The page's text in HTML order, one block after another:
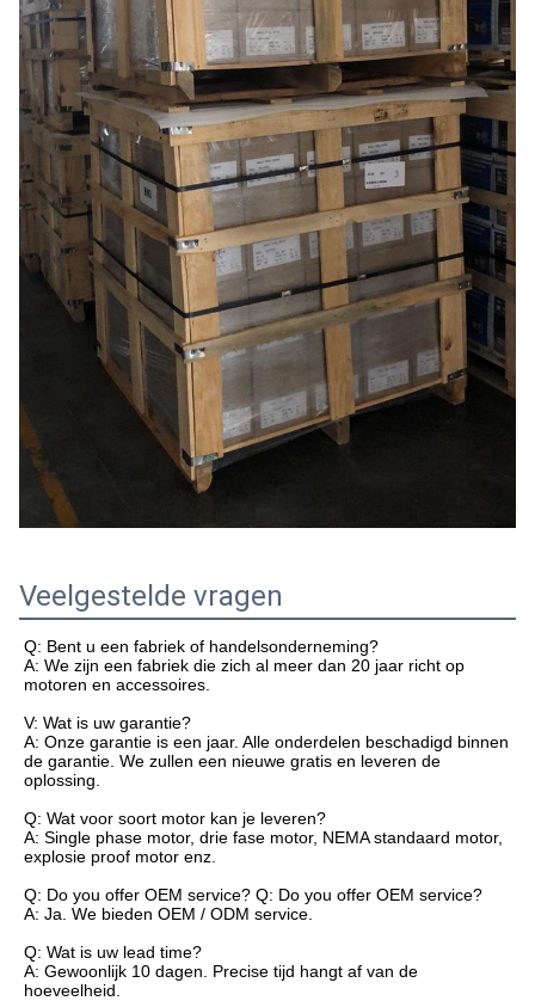
Veelgestelde vragen
Q: Bent u een fabriek of handelsonderneming?
A: We zijn een fabriek die zich al meer dan 20 jaar richt op
motoren en accessoires.
V: Wat is uw garantie?
A: Onze garantie is een jaar. Alle onderdelen beschadigd binnen
de garantie. We zullen een nieuwe gratis en leveren de
oplossing.
Q: Wat voor soort motor kan je leveren?
A: Single phase motor, drie fase motor, NEMA standaard motor,
explosie proof motor enz.
Q: Do you offer OEM service? Q: Do you offer OEM service?
A: Ja. We bieden OEM / ODM service.
Q: Wat is uw lead time?
A: Gewoonlijk 10 dagen. Precise tijd hangt af van de
hoeveelheid.